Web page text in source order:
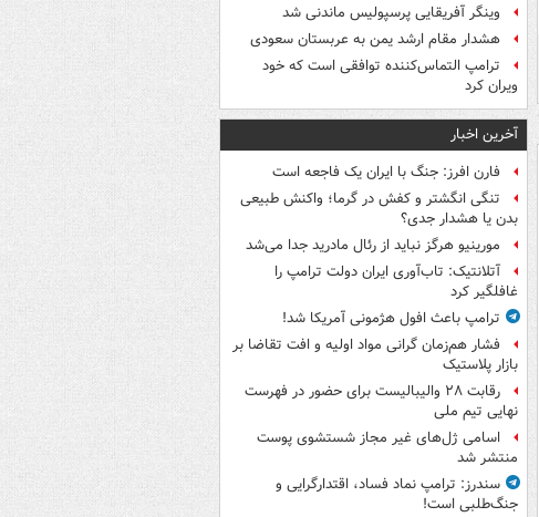
وینگر آفریقایی پرسپولیس ماندنی شد
هشدار مقام ارشد یمن به عربستان سعودی
ترامپ التماس‌کننده توافقی است که خود
ویران کرد
آخرین اخبار
فارن افرز: جنگ با ایران یک فاجعه است
تنگی انگشتر و کفش در گرما؛ واکنش طبیعی
بدن یا هشدار جدی؟
مورینیو هرگز نباید از رئال مادرید جدا می‌شد
آتلانتیک: تاب‌آوری ایران دولت ترامپ را
غافلگیر کرد
ترامپ باعث افول هژمونی آمریکا شد!
فشار هم‌زمان گرانی مواد اولیه و افت تقاضا بر
بازار پلاستیک
رقابت ۲۸ والیبالیست برای حضور در فهرست
نهایی تیم ملی
اسامی ژل‌های غیر مجاز شستشوی پوست
منتشر شد
سندرز: ترامپ نماد فساد، اقتدارگرایی و
جنگ‌طلبی است!